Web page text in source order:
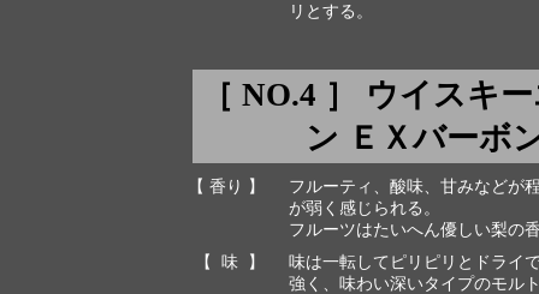
リとする。
［ NO.4 ］ ウイスキ
ン ＥＸバーボ
【 香り 】
フルーティ、酸味、甘みなどが
が弱く感じられる。
フルーツはたいへん優しい梨の
【 味 】
味は一転してピリピリとドライ
強く、味わい深いタイプのモル